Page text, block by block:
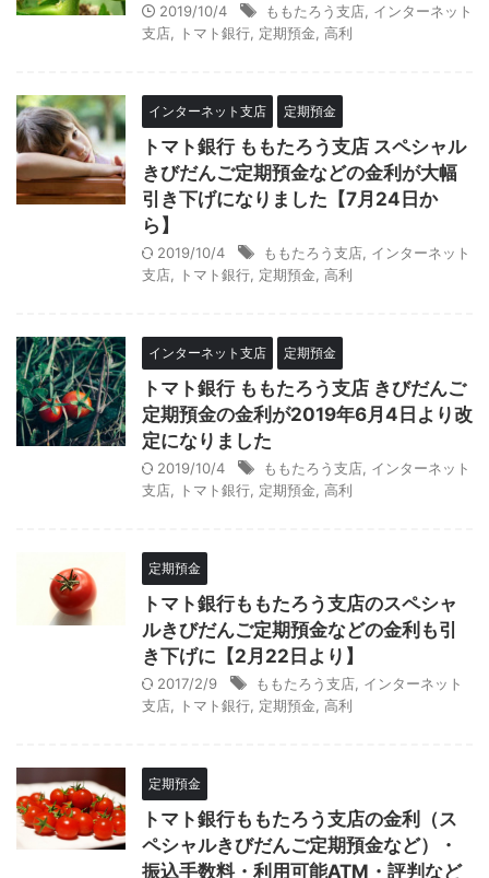
2019/10/4 ももたろう支店 インターネット
支店
トマト銀行 定期預金 高利
インターネット支店 定期預金
トマト銀行 ももたろう支店 スペシャル
きびだんご定期預金などの金利が大幅
引き下げになりました【7月24日か
ら】
2019/10/4 ももたろう支店 インターネット
支店
トマト銀行 定期預金 高利
インターネット支店 定期預金
トマト銀行 ももたろう支店 きびだんご
定期預金の金利が2019年6月4日より改
定になりました
2019/10/4 ももたろう支店 インターネット
支店
トマト銀行 定期預金 高利
定期預金
トマト銀行ももたろう支店のスペシャ
ルきびだんご定期預金などの金利も引
き下げに【2月22日より】
2017/2/9 ももたろう支店 インターネット
支店
トマト銀行 定期預金 高利
定期預金
トマト銀行ももたろう支店の金利（ス
ペシャルきびだんご定期預金など）・
振込手数料・利用可能ATM・評判など